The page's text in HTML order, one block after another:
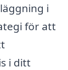
i
för att
i ditt